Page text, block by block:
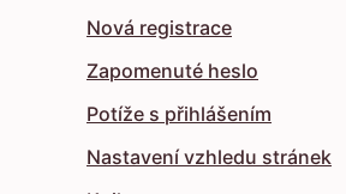
Nová registrace
Zapomenuté heslo
Potíže s přihlášením
Nastavení vzhledu stránek